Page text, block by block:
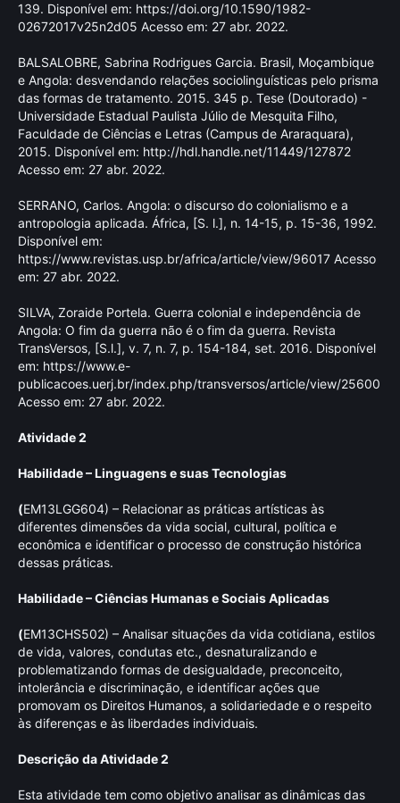
139. Disponível em: https://doi.org/10.1590/1982-
02672017v25n2d05 Acesso em: 27 abr. 2022.
BALSALOBRE, Sabrina Rodrigues Garcia. Brasil, Moçambique
e Angola: desvendando relações sociolinguísticas pelo prisma
das formas de tratamento. 2015. 345 p. Tese (Doutorado) -
Universidade Estadual Paulista Júlio de Mesquita Filho,
Faculdade de Ciências e Letras (Campus de Araraquara),
2015. Disponível em: http://hdl.handle.net/11449/127872
Acesso em: 27 abr. 2022.
SERRANO, Carlos. Angola: o discurso do colonialismo e a
antropologia aplicada. África, [S. l.], n. 14-15, p. 15-36, 1992.
Disponível em:
https://www.revistas.usp.br/africa/article/view/96017 Acesso
em: 27 abr. 2022.
SILVA, Zoraide Portela. Guerra colonial e independência de
Angola: O fim da guerra não é o fim da guerra. Revista
TransVersos, [S.l.], v. 7, n. 7, p. 154-184, set. 2016. Disponível
em: https://www.e-
publicacoes.uerj.br/index.php/transversos/article/view/25600
Acesso em: 27 abr. 2022.
Atividade 2
Habilidade – Linguagens e suas Tecnologias
(EM13LGG604) – Relacionar as práticas artísticas às
diferentes dimensões da vida social, cultural, política e
econômica e identificar o processo de construção histórica
dessas práticas.
Habilidade – Ciências Humanas e Sociais Aplicadas
(EM13CHS502) – Analisar situações da vida cotidiana, estilos
de vida, valores, condutas etc., desnaturalizando e
problematizando formas de desigualdade, preconceito,
intolerância e discriminação, e identificar ações que
promovam os Direitos Humanos, a solidariedade e o respeito
às diferenças e às liberdades individuais.
Descrição da Atividade 2
Esta atividade tem como objetivo analisar as dinâmicas das